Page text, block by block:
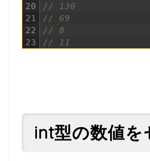
20
21
22
23
// 130
// 69
// 8
// 11
int型の数値を